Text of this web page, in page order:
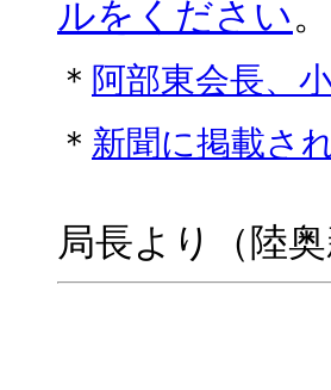
ルをください
＊ 阿部東会長、
＊ 新聞に掲載さ
局長より（陸